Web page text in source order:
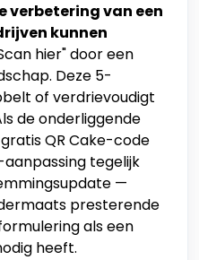
verbetering van een
kunnen
hier" door een
Deze 5-
of verdrievoudigt
de onderliggende
QR Cake-code
tegelijk
—
presterende
als een
heeft.